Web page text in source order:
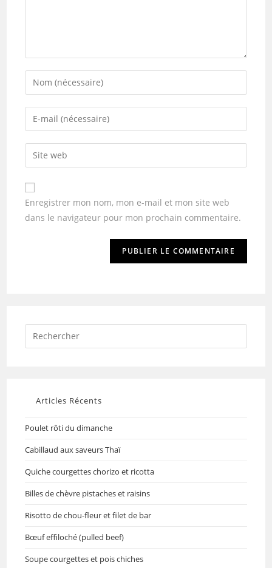
Enregistrer mon nom, mon e-mail et mon site web
dans le navigateur pour mon prochain commentaire.
Articles Récents
Poulet rôti du dimanche
Cabillaud aux saveurs Thaï
Quiche courgettes chorizo et ricotta
Billes de chèvre pistaches et raisins
Risotto de chou-fleur et filet de bar
Bœuf effiloché (pulled beef)
Soupe courgettes et pois chiches